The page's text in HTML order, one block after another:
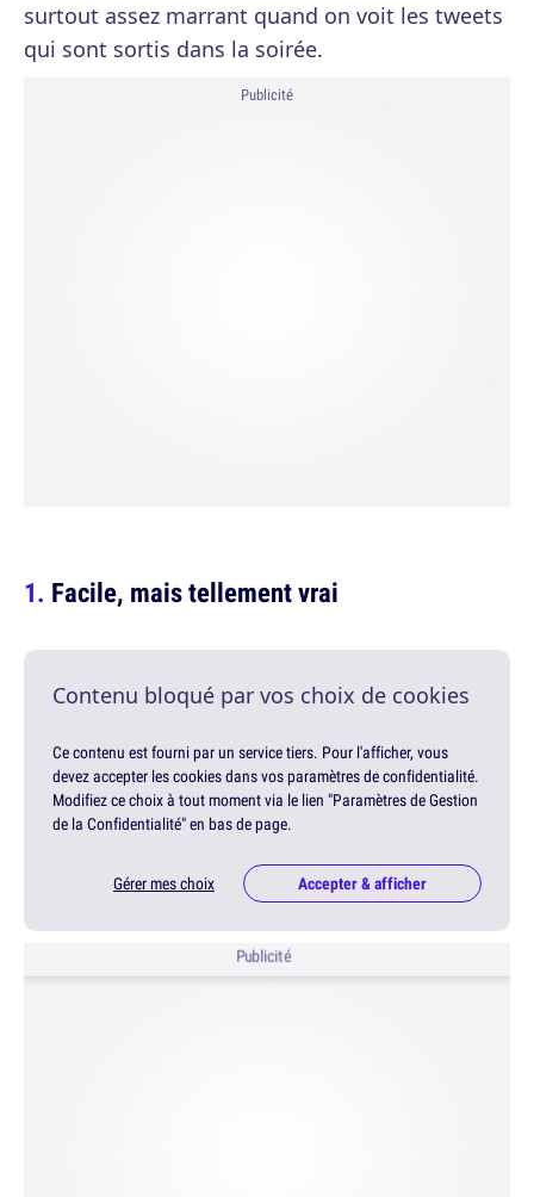
surtout assez marrant quand on voit les tweets
qui sont sortis dans la soirée.
Publicité
Facile, mais tellement vrai
Contenu bloqué par vos choix de cookies
Ce contenu est fourni par un service tiers. Pour l'afficher, vous
devez accepter les cookies dans vos paramètres de confidentialité.
Modifiez ce choix à tout moment via le lien "Paramètres de Gestion
de la Confidentialité" en bas de page.
Gérer mes choix Accepter & afficher
Publicité